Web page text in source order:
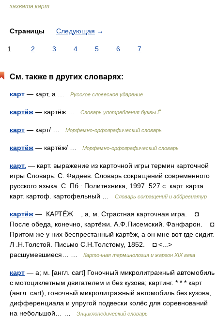
захвата карт
Страницы Следующая →
1 2 3 4 5 6 7
См. также в других словарях:
карт — карт, а … Русское словесное ударение
картёж — картёж … Словарь употребления буквы Ё
карт — карт/ … Морфемно-орфографический словарь
картёж — картёж/ … Морфемно-орфографический словарь
карт. — карт. выражение из карточной игры термин карточной
игры Словарь: С. Фадеев. Словарь сокращений современного
русского языка. С. Пб.: Политехника, 1997. 527 с. карт. карта
карт. картоф. картофельный …
Словарь сокращений и аббревиатур
картёж — КАРТЁЖ , а, м. Страстная карточная игра. ◘
После обеда, конечно, картёжи. А.Ф.Писемский. Фанфарон. ◘
Притом же у них беспрестанный картёж, а он мне вот где сидит.
Л .Н.Толстой. Письмо С.Н.Толстому, 1852. ◘ <...>
расшумевшиеся… …
Карточная терминология и жаргон XIX века
карт — а; м. [англ. cart] Гоночный микролитражный автомобиль
с мотоциклетным двигателем и без кузова; картинг. * * * карт
(англ. cart), гоночный микролитражный автомобиль без кузова,
дифференциала и упругой подвески колёс для соревнований
на небольшой… …
Энциклопедический словарь